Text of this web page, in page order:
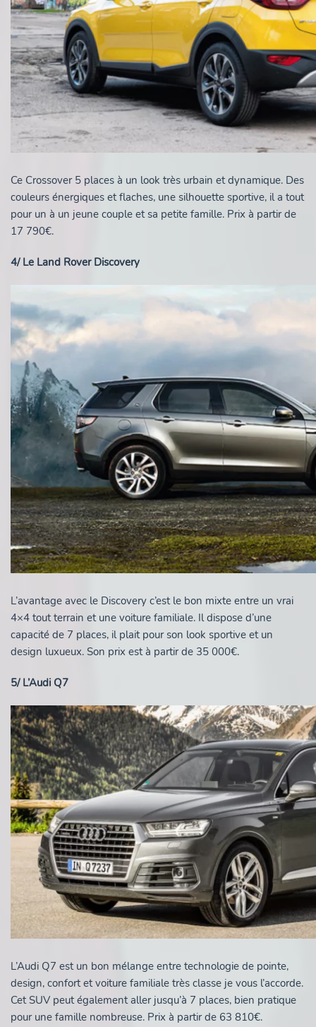
Ce Crossover 5 places à un look très urbain et dynamique. Des
couleurs énergiques et flaches, une silhouette sportive, il a tout
pour un à un jeune couple et sa petite famille. Prix à partir de
17 790€.
4/ Le Land Rover Discovery
L’avantage avec le Discovery c’est le bon mixte entre un vrai
4×4 tout terrain et une voiture familiale. Il dispose d’une
capacité de 7 places, il plait pour son look sportive et un
design luxueux. Son prix est à partir de 35 000€.
5/ L’Audi Q7
L’Audi Q7 est un bon mélange entre technologie de pointe,
design, confort et voiture familiale très classe je vous l’accorde.
Cet SUV peut également aller jusqu’à 7 places, bien pratique
pour une famille nombreuse. Prix à partir de 63 810€.